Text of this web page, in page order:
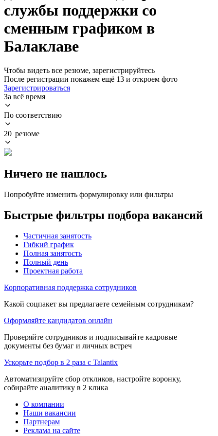
службы поддержки со
сменным графиком в
Балаклаве
Чтобы видеть все резюме, зарегистрируйтесь
После регистрации покажем ещё 13 и откроем фото
Зарегистрироваться
За всё время
По соответствию
20 резюме
Ничего не нашлось
Попробуйте изменить формулировку или фильтры
Быстрые фильтры подбора вакансий
Частичная занятость
Гибкий график
Полная занятость
Полный день
Проектная работа
Корпоративная поддержка сотрудников
Какой соцпакет вы предлагаете семейным сотрудникам?
Оформляйте кандидатов онлайн
Проверяйте сотрудников и подписывайте кадровые
документы без бумаг и личных встреч
Ускорьте подбор в 2 раза с Talantix
Автоматизируйте сбор откликов, настройте воронку,
собирайте аналитику в 2 клика
О компании
Наши вакансии
Партнерам
Реклама на сайте